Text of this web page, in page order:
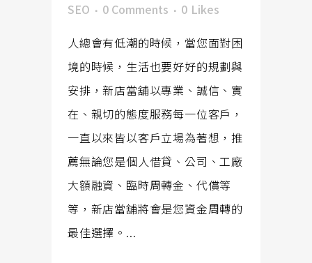
SEO
0 Comments 0 Likes
人總會有低潮的時候，當您面對困
境的時候，生活也要好好的規劃與
安排，新店當舖以專業、誠信、實
在、親切的態度服務每一位客戶，
一直以來皆以客戶立場為著想，推
薦無論您是個人借貸、公司、工廠
大額融資、臨時周轉金、代償等
等，新店當舖將會是您資金周轉的
最佳選擇。...